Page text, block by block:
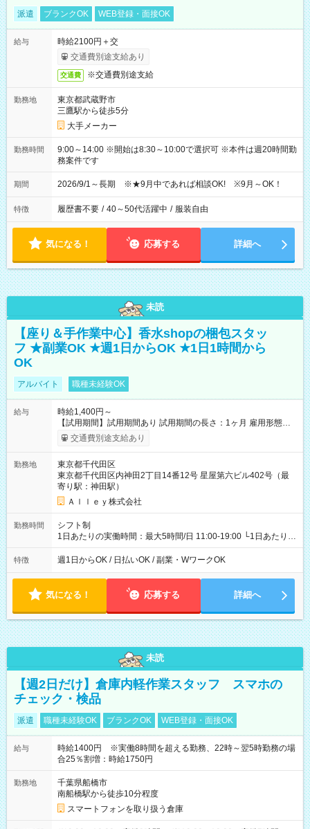
派遣 ブランクOK WEB登録・面接OK
給与
時給2100円＋交
交通費別途支給あり
交通費 ※交通費別途支給
勤務地
東京都武蔵野市
三鷹駅から徒歩5分
大手メーカー
勤務時間
9:00～14:00 ※開始は8:30～10:00で選択可 ※本件は週20時間勤
務案件です
期間 2026/9/1～長期 ※★9月中であれば相談OK! ※9月～OK！
特徴 履歴書不要 / 40～50代活躍中 / 服装自由
気になる！ 応募する 詳細へ
未読
【座り＆手作業中心】香水shopの梱包スタッ
フ ★副業OK ★週1日からOK ★1日1時間から
OK
アルバイト 職種未経験OK
給与
時給1,400円～
【試用期間】試用期間あり 試用期間の長さ：1ヶ月 雇用形態、
給与は本採用時と同じです。
交通費別途支給あり
勤務地
東京都千代田区
東京都千代田区内神田2丁目14番12号 星屋第六ビル402号（最
寄り駅：神田駅）
Ａｌｌｅｙ株式会社
勤務時間
シフト制
1日あたりの実働時間：最大5時間/日 11:00-19:00 └1日あたりの
実働時間：1-5時間 └上記の時間帯内であれば、いつでも勤務可
能！ └平日・土曜日の中で、お好きな曜日でご勤務いただけま
18:00 などのように、自由な働き方が可能なお仕事です！
特徴 週1日からOK / 日払いOK / 副業・WワークOK
気になる！ 応募する 詳細へ
未読
【週2日だけ】倉庫内軽作業スタッフ スマホの
チェック・検品
派遣 職種未経験OK ブランクOK WEB登録・面接OK
給与
時給1400円 ※実働8時間を超える勤務、22時～翌5時勤務の場
合25％割増：時給1750円
勤務地
千葉県船橋市
南船橋駅から徒歩10分程度
スマートフォンを取り扱う倉庫